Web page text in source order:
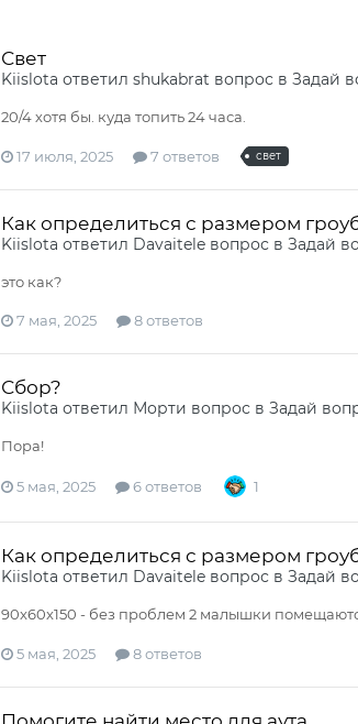
Свет
Kiislota ответил shukabrat вопрос в Задай
20/4 хотя бы. куда топить 24 часа.
17 июля, 2025 7 ответов свет
Как определиться с размером
Kiislota ответил Davaiteleвопрос в Задай
это как?
7 мая, 2025 8 ответов
Сбор?
Kiislota ответил Морти вопрос в Задай
Пора!
5 мая, 2025 6 ответов 1
Как определиться с размером
Kiislota ответил Davaiteleвопрос в Задай
90x60x150 - без проблем 2 малышки
5 мая, 2025 8 ответов